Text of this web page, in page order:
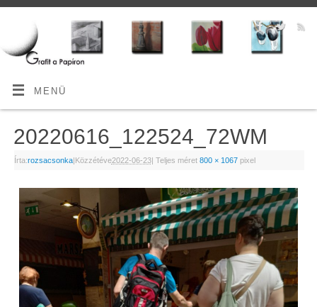
MENÜ
20220616_122524_72WM
Írta:rozsacsonka|Közzétéve2022-06-23| Teljes méret 800 × 1067pixel